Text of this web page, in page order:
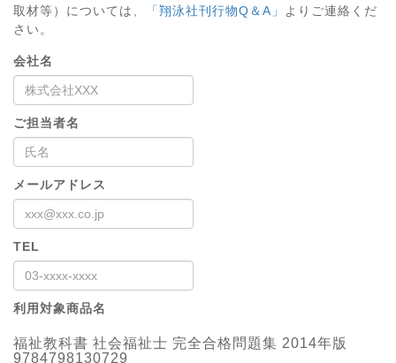
取材等）については、
「翔泳社刊行物Q＆A」
よりご連絡くだ
さい。
会社名
ご担当者名
メールアドレス
TEL
利用対象商品名
福祉教科書 社会福祉士 完全合格問題集 2014年版
9784798130729